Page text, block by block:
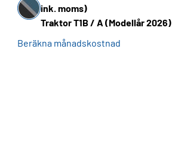
ink. moms)
Traktor T1B / A (Modellår 2026)
Beräkna månadskostnad